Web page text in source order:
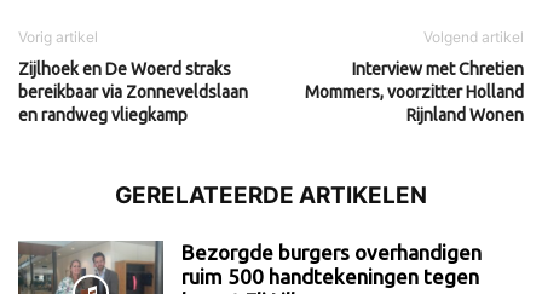
Vorig artikel
Zijlhoek en De Woerd straks
bereikbaar via Zonneveldslaan
en randweg vliegkamp
Volgend artikel
Interview met Chretien
Mommers, voorzitter Holland
Rijnland Wonen
GERELATEERDE ARTIKELEN
Bezorgde burgers overhandigen
ruim 500 handtekeningen tegen